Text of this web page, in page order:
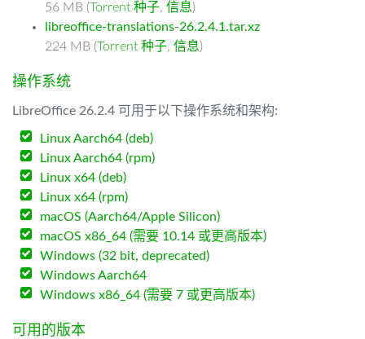
56 MB (Torrent 种子, 信息)
libreoffice-translations-26.2.4.1.tar.xz
224 MB (Torrent 种子, 信息)
操作系统
LibreOffice 26.2.4 可用于以下操作系统和架构:
Linux Aarch64 (deb)
Linux Aarch64 (rpm)
Linux x64 (deb)
Linux x64 (rpm)
macOS (Aarch64/Apple Silicon)
macOS x86_64 (需要 10.14 或更高版本)
Windows (32 bit, deprecated)
Windows Aarch64
Windows x86_64 (需要 7 或更高版本)
可用的版本